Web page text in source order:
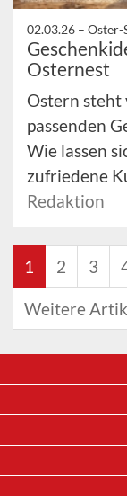
02.03.26 – Oster-
Osternest
Ostern steht
passenden
Wie lassen
zufriedene
Redaktion
1 2 3
Weitere